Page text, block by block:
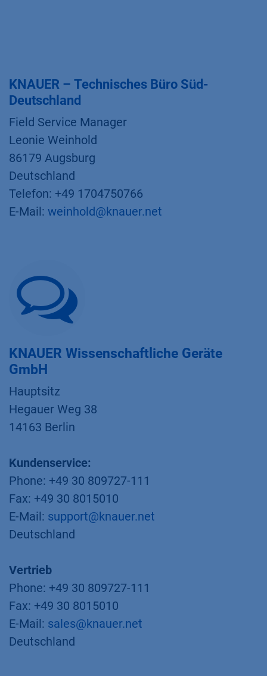
KNAUER – Technisches Büro Süd-
Deutschland
Field Service Manager
Leonie Weinhold
86179 Augsburg
Deutschland
Telefon: +49 1704750766
E-Mail: weinhold@knauer.net
KNAUER Wissenschaftliche Geräte
GmbH
Hauptsitz​
Hegauer Weg 38
14163 Berlin
Kundenservice:
Phone: +49 30 809727-111
Fax: +49 30 8015010
E-Mail: support@knauer.net
Deutschland
Vertrieb
Phone: +49 30 809727-111
Fax: +49 30 8015010
E-Mail: sales@knauer.net
Deutschland